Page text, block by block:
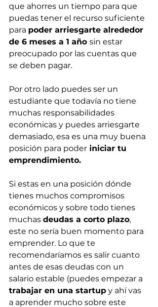
que ahorres un tiempo para que
puedas tener el recurso suficiente
para poder arriesgarte alrededor
de 6 meses a 1 año sin estar
preocupado por las cuentas que
se deben pagar.
Por otro lado puedes ser un
estudiante que todavía no tiene
muchas responsabilidades
económicas y puedes arriesgarte
demasiado, esa es una muy buena
posición para poder iniciar tu
emprendimiento.
Si estas en una posición dónde
tienes muchos compromisos
económicos y sobre todo tienes
muchas deudas a corto plazo,
este no sería buen momento para
emprender. Lo que te
recomendaríamos es salir cuanto
antes de esas deudas con un
salario estable (puedes empezar a
trabajar en una startup y ahí vas
a aprender mucho sobre este